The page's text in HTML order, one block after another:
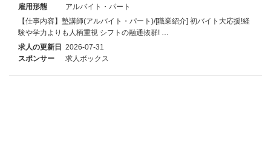
雇用形態
アルバイト・パート
【仕事内容】塾講師(アルバイト・パート)/[職業紹介] 初バイト大応援!経
験や学力よりも人柄重視 シフトの融通抜群! …
求人の更新日 2026-07-31
スポンサー
求人ボックス